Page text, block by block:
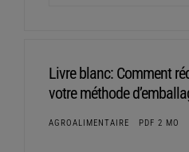
Livre blanc: Comment
votre méthode
AGROALIMENTAIRE PDF 2 MO